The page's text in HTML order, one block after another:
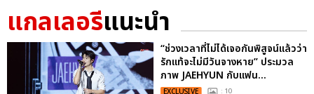
แกลเลอรีแนะนำ
“ช่วงเวลาที่ไม่ได้เจอกันพิสูจน์แล้วว่า
รักแท้จะไม่มีวันจางหาย” ประมวล
ภาพ JAEHYUN กับแฟน...
EXCLUSIVE : 10